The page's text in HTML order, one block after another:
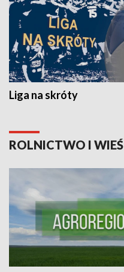
Liga na skróty
ROLNICTWO I WIEŚ